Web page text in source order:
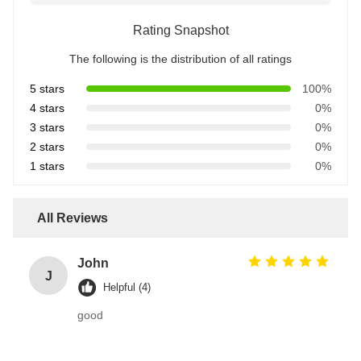
Rating Snapshot
The following is the distribution of all ratings
5 stars
100%
4 stars
0%
3 stars
0%
2 stars
0%
1 stars
0%
All Reviews
J
John
Helpful (4)
good